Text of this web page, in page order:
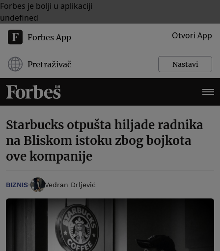
Forbes je bolji u aplikaciji
undefined
Forbes App Otvori App
Pretraživač Nastavi
Starbucks otpušta hiljade radnika
na Bliskom istoku zbog bojkota
ove kompanije
BIZNIS Vedran Drljević